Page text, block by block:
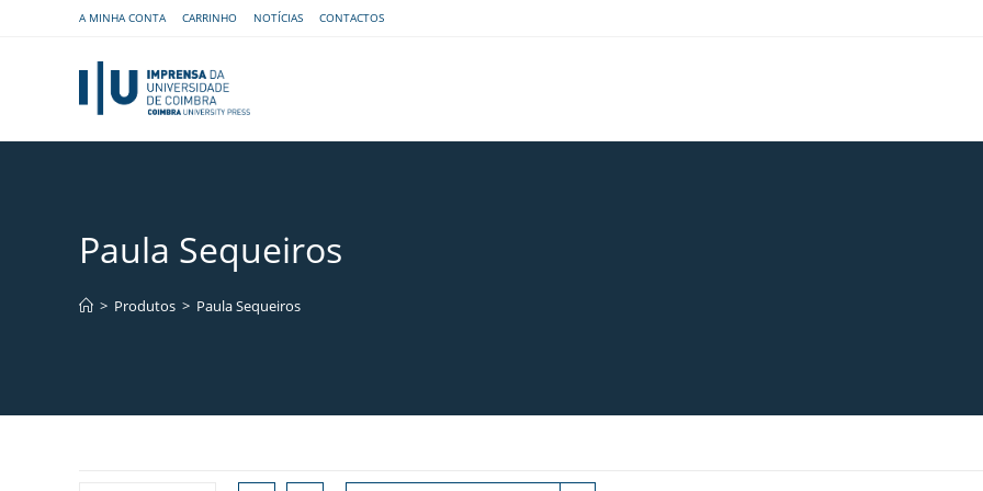
A MINHA CONTA CARRINHO NOTÍCIAS CONTACTOS
Paula Sequeiros
> Produtos > Paula Sequeiros